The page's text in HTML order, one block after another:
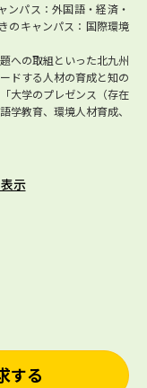
ンパス：外国語・経済・
のキャンパス：国際環境
への取組といった北九州
ドする人材の育成と知の
大学のプレゼンス（存在
学教育、環境人材育成、
示
する